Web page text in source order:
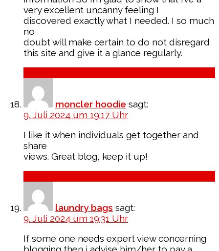
very excellent uncanny feeling I
discovered exactly what I needed. I so much
no
doubt will make certain to do not disregard
this site and give it a glance regularly.
moncler hoodie sagt:
9. Juli 2024 um 19:17 Uhr
I like it when individuals get together and
share
views. Great blog, keep it up!
laundry bags sagt:
9. Juli 2024 um 19:31 Uhr
If some one needs expert view concerning